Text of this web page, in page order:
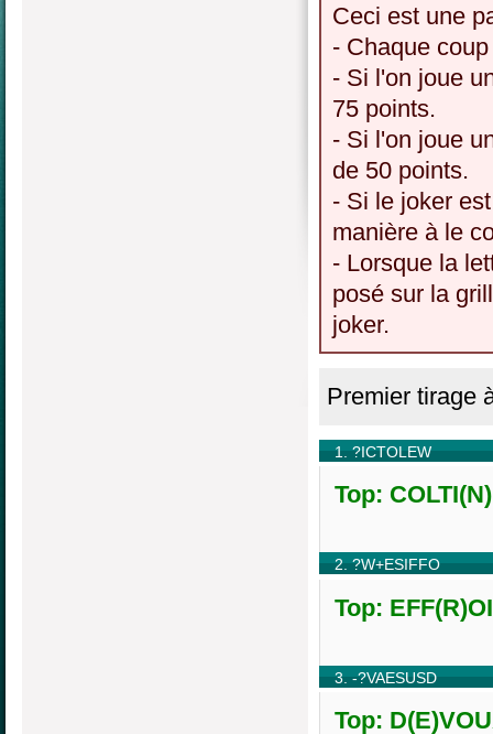
Ceci est une
- Chaque
- Si l'on joue
75 points.
- Si l'on joue
de 50 points.
- Si le joker
manière à le
- Lorsque la
posé sur la
joker.
Premier tirage
1. ?ICTOLEW
Top:
2. ?W+ESIFFO
Top:
3. -?VAESUSD
Top: